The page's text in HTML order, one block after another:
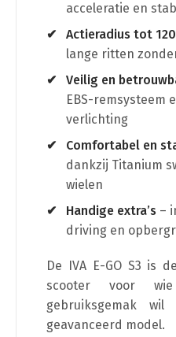
acceleratie en
Actieradius tot
lange ritten
Veilig en
EBS-remsysteem
verlichting
Comfortabel en
dankzij Titanium
wielen
Handige extra’s –
driving en
De IVA E-GO S3 is
scooter voor
gebruiksgemak
geavanceerd model.